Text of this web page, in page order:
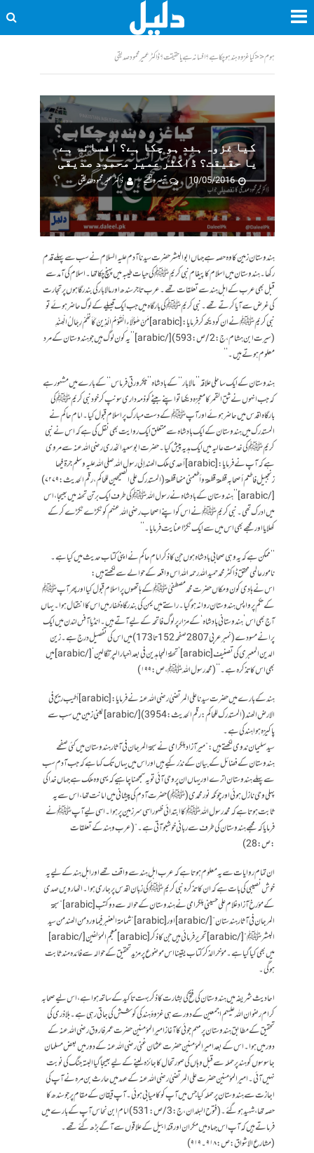
ہوم<<کیا غزوہ ہند ہو چکا ہے؟ افسانہ ہے یا حقیقت؟ ڈاکٹر عمیر محمود صدیقی
کیا غزوہ ہند ہو چکا ہے؟ افسانہ ہے
یا حقیقت؟ ڈاکٹر عمیر محمود صدیقی
10/05/2016
تبصرہ لکھیے ڈاکٹر عمیر محمود صدیقی
ہندوستان زمین کا وہ حصہ ہے جہاں ابوالبشر حضرت سیدنا آدم علیہ السلام نے سب سے پہلے قدم
رکھا۔ ہندوستان میں اسلام کا پیغام نبی کریم ﷺ کی حیات طیبہ میں پہنچ چکا تھا۔ اسلام کی آمد سے
قبل بھی عرب کے اہل ہند سے تعلقات تھے۔ عرب تاجر سندھ اور مالابار کی بندرگاہوں پر تجارت
کی غرض سے آیا کرتے تھے۔ نبی کریم ﷺ کی بارگاہ میں جب ایک قبیلے کے لوگ حاضر ہوئے تو
نبی کریم ﷺ نے ان کو دیکھ کر فرمایا: [arabic]مَنْ ھٰؤُلَاءِ الْقَوْمُ الّذِينَ كَاَنھُمْ رِجَالُ الْھِنْدِ
(سیرت ابن ہشام، ج:2/ ص:593)[/arabic] ’’یہ کون لوگ ہیں جو ہند وستان کے مرد
معلوم ہوتے ہیں۔‘‘
ہندوستان کے ایک ساحلی علاقہ ’’مالابار‘‘ کے بادشاہ ’’چکر ورتی فرماس‘‘ کے بارے میں مشہور ہے
کہ جب انہوں نے شق القمر کا معجزہ دیکھا تواپنے بیٹے کو ذمہ داری سونپ کر خود نبی کریم ﷺ کی
بارگاہ اقدس میں حاضر ہوئے اور آپ ﷺ کے دست مبارک پر اسلام قبول کیا۔ امام حاکم نے
المستدرک میں ہندوستان کے ایک بادشاہ سے متعلق ایک روایت بھی نقل کی ہے کہ اس نے نبی
کریم ﷺ کی خدمت عالیہ میں ایک ہدیہ پیش کیا۔ حضرت ابو سعید الخدری رضی اللہ عنہ سے مروی
ہے کہ آپ نے فرمایا: [arabic]أھدى ملك الھند إلى رسول اللہ صلى اللہ عليہ وسلم جرۃ فيھا
زنجبيل فاطعم أصحابہ قطعۃ قطعۃ وأطعمني منھا قطعۃ (المستدرك على الصحيحين للحاكم،رقم الحدیث :۷۲۷۹)
[/arabic] ’’ہندوستان کے بادشاہ نے رسول اللہ ﷺ کی طرف ایک برتن تحفہ میں بھیجا، اس
میں ادرک تھی۔ نبی کریم ﷺ نے اس کو اپنے اصحاب رضی اللہ عنہم کو ٹکڑے ٹکڑے کر کے
کھلایا اور مجھے بھی اس میں سے ایک ٹکڑا عنایت فرمایا۔‘‘
’’ممکن ہے کہ یہ وہی صحابی بادشاہ ہوں جن کا ذکر امام حاکم نے اپنی کتاب حدیث میں کیا ہے۔
نامور عالمی محقق ڈاکٹر محمدحمید اللہ رحمہ اللہ اس واقعہ کے حوالے سے لکھتے ہیں:
اس نے ہادی کون و مکاں حضرت محمد مصطفیٰ ﷺ کے ہاتھوں پر اسلام قبول کیا اور پھر آپ ﷺ
کے حکم پر واپس ہندوستان روانہ ہو گیا۔ راستے میں یمن کی بندرگاہ ظفار میں اس کا انتقال ہوا۔ یہاں
آج بھی اس ’ہندوستانی بادشاہ‘ کے مزار پر لوگ فاتحہ کے لیے آتے ہیں۔ انڈیا آفس لندن میں ایک
پرانے مسودے (نمبر عربی 2807 صفحہ 152 تا 173) میں اس کی تفصیل درج ہے۔ زین
الدین المعبری کی تصنیف [arabic]’تحفۃ المجاہدین فی بعد اخبار الپرتگالین‘[/arabic] میں
بھی اس کا تذکرہ ہے۔‘‘(محمد رسول اللہ ﷺ ،ص:۱۹۹)
ہند کے بارے میں حضرت سیدنا علی المرتضیٰ رضی اللہ عنہ نے فرمایا: [arabic] أطيب ريح في
الارض الھند (المستدرک للحاکم: رقم الحدیث:3954)[/arabic] یعنی زمین میں سب سے
پاکیزہ ہوا ہند کی ہے۔
سید سلیمان ندوی لکھتے ہیں: ”میر آزاد بلگرامی نے سبحۃ المرجان فی آثار ہندوستان میں کئی صفحے
ہندوستان کے فضائل کے بیان کے نذر کیے ہیں اور اس میں یہاں تک کہا ہے کہ جب آدم سب
سے پہلے ہندوستان اترے اور یہاں ان پر وحی آئی تو یہ سمجھنا چاہیے کہ یہی وہ ملک ہے جہاں خدا کی
پہلی وحی نازل ہوئی اور چونکہ نور محمدی (ﷺ)حضرت آدم کی پیشانی میں امانت تھا، اس سے یہ
ثابت ہوتا ہے کہ محمد رسول اللہ ﷺ کا ابتدائی ظہور اسی سرزمین پر ہوا۔ اسی لیے آپ ﷺ نے
فرمایا کہ مجھے ہندوستان کی طرف سے ربانی خوشبو آتی ہے۔“(عرب و ہند کے تعلقات
:ص:28)
ان تمام روایات سے یہ معلوم ہوتا ہے کہ عرب اہل ہند سے واقف تھے اور اہل ہند کے لیے یہ
خوش نصیبی کی بات ہے کہ ان کا تذکرہ نبی کریم ﷺ کی زبان اقدس پر جاری ہوا۔اٹھارویں صدی
کے مؤرخ آزاد غلام علی حسینی بلگرامی نے ہندوستان کے حوالہ سے دو کتب [arabic] ”سبحۃ
المرجان في آثار ہندستان“[/arabic] اور [arabic] ”شمامۃ العنبر فيما ورد من الھند من سيد
البشرﷺ“[/arabic] تحریر فرمائی ہیں جن کا ذکر [arabic] معجم المؤلفین[/arabic]
میں بھی کیا گیا ہے۔ مؤخر الذکر کتاب یقینا اس موضوع پر مزید تحقیق کے حوالہ سے فائدہ مند ثابت
ہوگی۔
احادیث شریفہ میں ہندوستان کی فتح کی بشارت کا ذکر بہت تاکید کے ساتھ ہوا ہے، اس لیے صحابہ
کرام رضوان اللہ علیہم اجمعین کے دور سے ہی غزوۂ ہند کی کوشش کی جاتی رہی ہے۔ بلاذری کی
تحقیق کے مطابق ہندوستان پر مہم جوئی کا آغاز امیرالمؤمنین حضرت عمرفاروق رضی اللہ عنہ کے
دور میں ہوا۔ اس کے بعد امیرالمؤمنین حضرت عثمان غنی رضی اللہ عنہ کے دور میں بعض مسلمان
جاسوسوں کو ہند پر حملہ سے قبل وہاں کی صورتحال کا جائزہ لینے کے لیے بھیجا گیا البتہ جنگ کی نوبت
نہیں آئی۔ امیر المؤمنین حضرت علی المرتضیٰ رضی اللہ عنہ کے عہد میں حارث بن مرہ نے آپ کی
اجازت سے ہندوستان پر حملہ کیا جس میں آپ کو کامیابی ہوئی۔ آپ قیقان کے مقام پر جو سندھ کا
حصہ تھا، شہید ہو گئے۔ (فتوح البلدان ،ج:3/ص:531) امام ابن نحاس آپ کے بارے میں
فرماتے ہیں کہ آپ اس جہاد میں مکران اور قندابیل کے علاقوں سے آگے بڑھ گئے تھے۔
(مشارع الاشواق:ص:۹۱۸۔۹۱۹)